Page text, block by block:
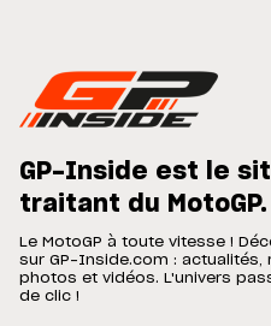
GP-Inside est le
traitant du MotoGP.
Le MotoGP à toute vitesse !
sur GP-Inside.com : actualités,
photos et vidéos. L'univers
de clic !